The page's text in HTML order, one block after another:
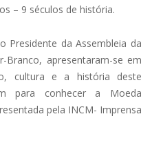
– 9 séculos de história.
Presidente da Assembleia da
Branco, apresentaram-se em
cultura e a história deste
para conhecer a Moeda
pela INCM- Imprensa